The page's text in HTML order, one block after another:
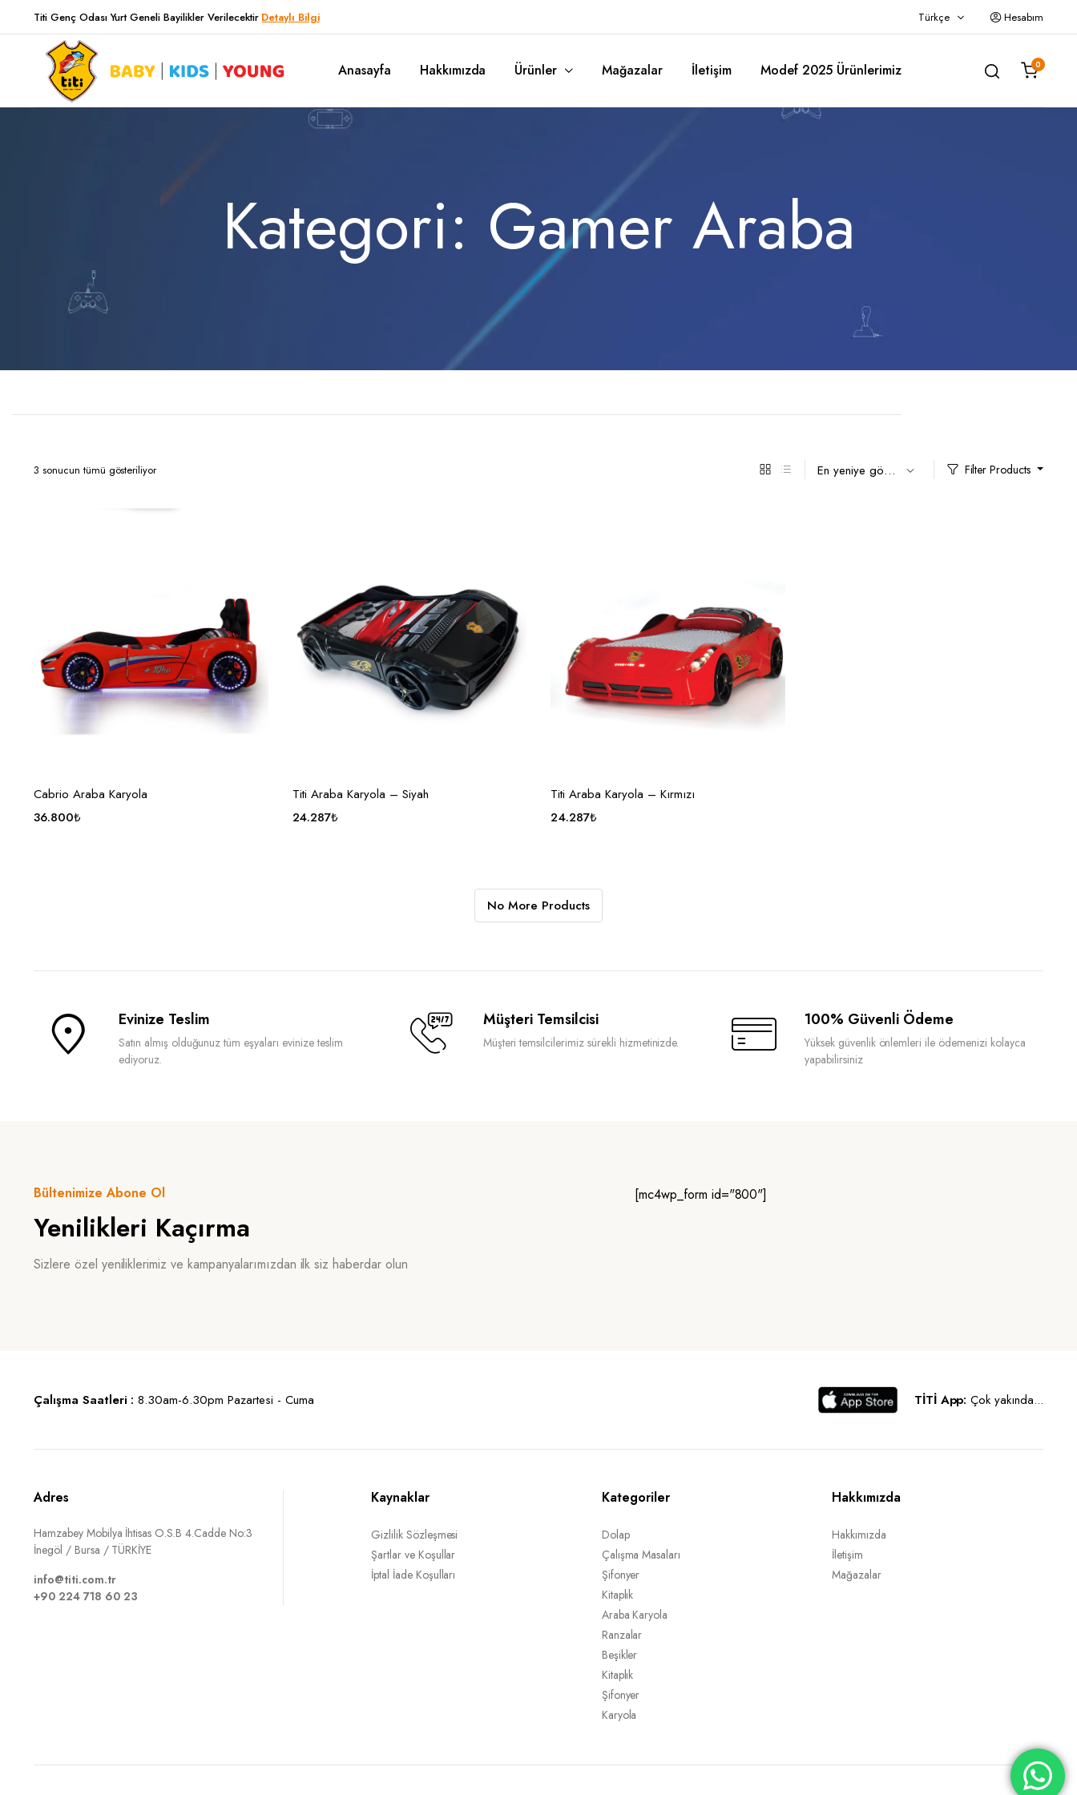
Titi Genç Odası Yurt Geneli Bayilikler Verilecektir Detaylı Bilgi Türkçe Hesabım
Anasayfa Hakkımızda Ürünler
Bianca Genç Odası
Police Çocuk Odası
Garage Çocuk Odası
Titi Araba Karyola – Siyah
Titi Araba Karyola – Beyaz
GTI Araba Karyola – Beyaz
Mağazalar İletişim Modef 2025 Ürünlerimiz 0
Kategori: Gamer Araba
3 sonucun tümü gösteriliyor Filter Products
OPSIYONU SEÇ
Cabrio Araba Karyola
36.800₺
OPSIYONU SEÇ
Titi Araba Karyola – Siyah
24.287₺
OPSIYONU SEÇ
Titi Araba Karyola – Kırmızı
24.287₺
No More Products
Evinize Teslim
Satın almış olduğunuz tüm eşyaları evinize teslim
ediyoruz.
Müşteri Temsilcisi
Müşteri temsilcilerimiz sürekli hizmetinizde.
100% Güvenli Ödeme
Yüksek güvenlik önlemleri ile ödemenizi kolayca
yapabilirsiniz
Bültenimize Abone Ol
Yenilikleri Kaçırma
Sizlere özel yeniliklerimiz ve kampanyalarımızdan ilk siz haberdar olun
[mc4wp_form id="800"]
Çalışma Saatleri : 8.30am-6.30pm Pazartesi - Cuma TİTİ App: Çok yakında...
Adres
Hamzabey Mobilya İhtisas O.S.B 4.Cadde No:3
İnegöl / Bursa / TÜRKİYE
info@titi.com.tr
+90 224 718 60 23
Kaynaklar
Gizlilik Sözleşmesi
Şartlar ve Koşullar
İptal İade Koşulları
Kategoriler
Dolap
Çalışma Masaları
Şifonyer
Kitaplık
Araba Karyola
Ranzalar
Beşikler
Kitaplık
Şifonyer
Karyola
Hakkımızda
Hakkımızda
İletişim
Mağazalar